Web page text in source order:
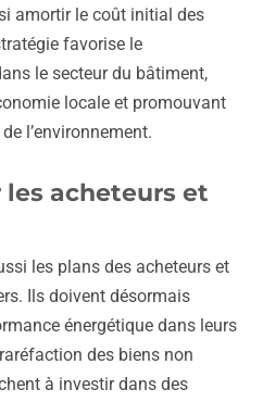
amortir le coût initial des
favorise le
le secteur du bâtiment,
locale et promouvant
l’environnement.
acheteurs et
les plans des acheteurs et
Ils doivent désormais
énergétique dans leurs
des biens non
à investir dans des